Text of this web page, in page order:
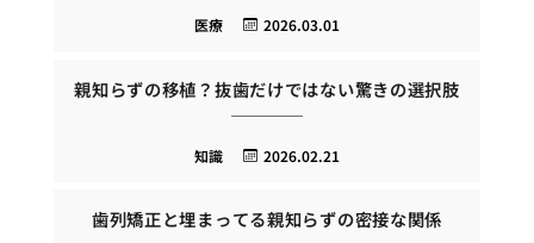
2026.03.01
医療
親知らずの移植？抜歯だけではない驚きの選択肢
2026.02.21
知識
歯列矯正と埋まってる親知らずの密接な関係